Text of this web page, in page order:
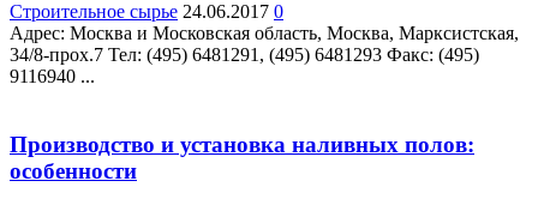
Строительное сырье 24.06.2017 0
Адрес: Москва и Московская область, Москва, Марксистская,
34/8-прох.7 Teл: (495) 6481291, (495) 6481293 Факс: (495)
9116940 ...
Производство и установка наливных полов:
особенности